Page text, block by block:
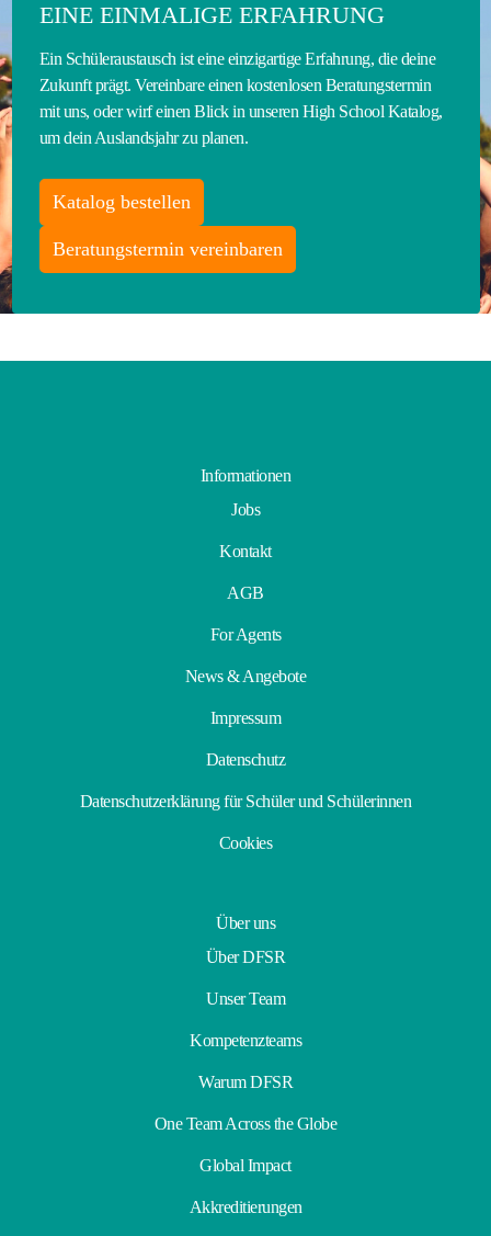
EINE EINMALIGE ERFAHRUNG
Ein Schüleraustausch ist eine einzigartige Erfahrung, die deine
Zukunft prägt. Vereinbare einen kostenlosen Beratungstermin
mit uns, oder wirf einen Blick in unseren High School Katalog,
um dein Auslandsjahr zu planen.
Katalog bestellen
Beratungstermin vereinbaren
Informationen
Jobs
Kontakt
AGB
For Agents
News & Angebote
Impressum
Datenschutz
Datenschutzerklärung für Schüler und Schülerinnen
Cookies
Über uns
Über DFSR
Unser Team
Kompetenzteams
Warum DFSR
One Team Across the Globe
Global Impact
Akkreditierungen